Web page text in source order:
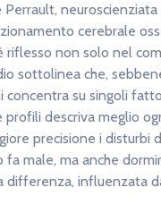
cerebrale
riflesso non solo nel
sottolinea che,
su singoli
descriva meglio
precisione i disturbi
male, ma anche
influenzata